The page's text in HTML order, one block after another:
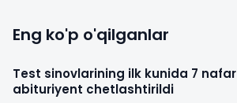
Eng ko'p o'qilganlar
Test sinovlarining ilk kunida 7 nafar
abituriyent chetlashtirildi